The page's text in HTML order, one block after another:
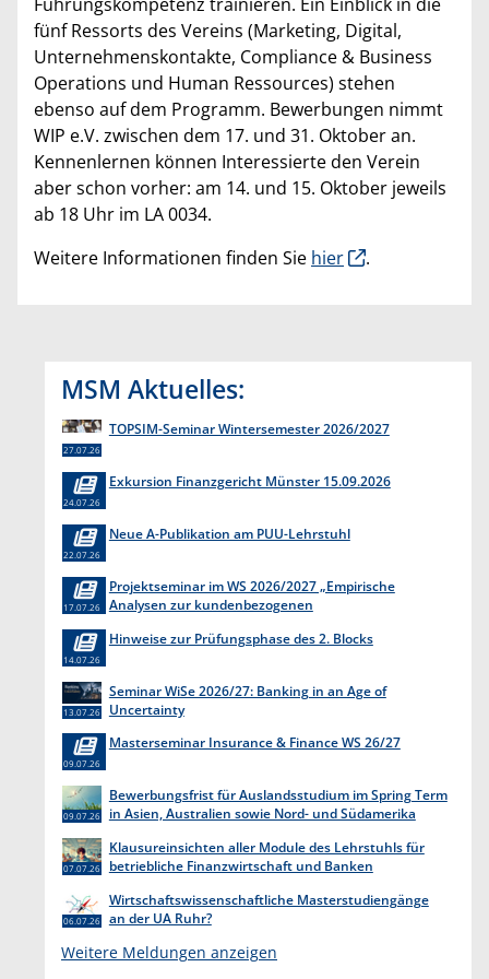
fünf Ressorts des Vereins (Marketing, Digital,
Unternehmenskontakte, Compliance & Business
Operations und Human Ressources) stehen
ebenso auf dem Programm. Bewerbungen nimmt
WIP e.V. zwischen dem 17. und 31. Oktober an.
Kennenlernen können Interessierte den Verein
aber schon vorher: am 14. und 15. Oktober jeweils
ab 18 Uhr im LA 0034.
Weitere Informationen finden Sie hier .
MSM Aktuelles:
TOPSIM-Seminar Wintersemester 2026/2027
27.07.26
Exkursion Finanzgericht Münster 15.09.2026
24.07.26
Neue A-Publikation am PUU-Lehrstuhl
22.07.26
Projektseminar im WS 2026/2027 „Empirische
Analysen zur kundenbezogenen
17.07.26
Hinweise zur Prüfungsphase des 2. Blocks
14.07.26
Seminar WiSe 2026/27: Banking in an Age of
Uncertainty
13.07.26
Masterseminar Insurance & Finance WS 26/27
09.07.26
Bewerbungsfrist für Auslandsstudium im Spring Term
in Asien, Australien sowie Nord- und Südamerika
09.07.26
Klausureinsichten aller Module des Lehrstuhls für
betriebliche Finanzwirtschaft und Banken
07.07.26
Wirtschaftswissenschaftliche Masterstudiengänge
an der UA Ruhr?
06.07.26
Weitere Meldungen anzeigen